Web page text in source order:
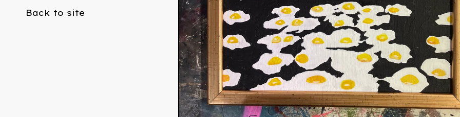
Back to site